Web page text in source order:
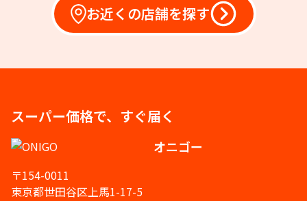
お近くの店舗を探す
スーパー価格で、すぐ届く
オニゴー
〒154-0011
東京都世田谷区上馬1-17-5